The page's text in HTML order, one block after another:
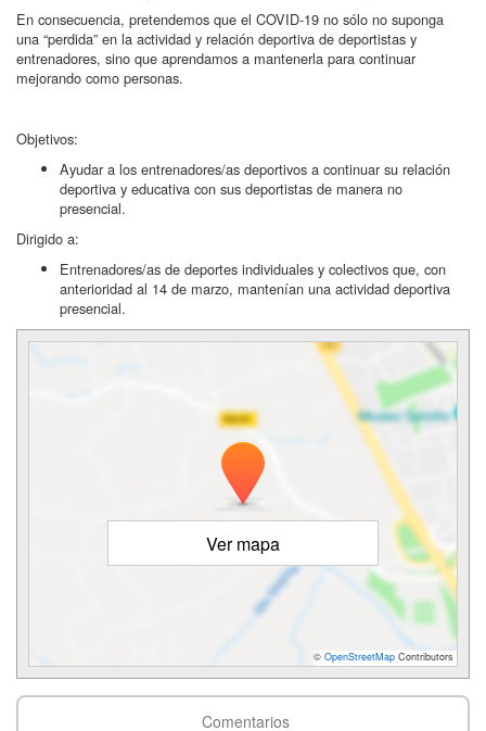
En consecuencia, pretendemos que el COVID-19 no sólo no suponga
una “perdida” en la actividad y relación deportiva de deportistas y
entrenadores, sino que aprendamos a mantenerla para continuar
mejorando como personas.
Objetivos:
Ayudar a los entrenadores/as deportivos a continuar su relación
deportiva y educativa con sus deportistas de manera no
presencial.
Dirigido a:
Entrenadores/as de deportes individuales y colectivos que, con
anterioridad al 14 de marzo, mantenían una actividad deportiva
presencial.
Ver mapa
© OpenStreetMap Contributors
Comentarios